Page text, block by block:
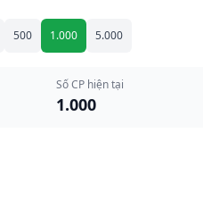
500 1.000 5.000
Số CP hiện tại
1.000